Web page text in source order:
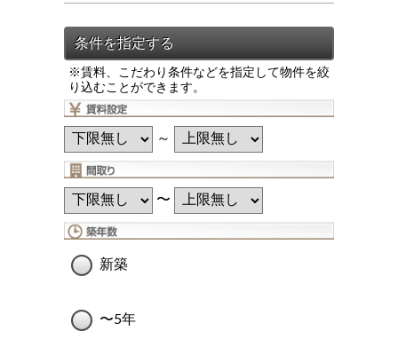
※賃料、こだわり条件などを指定して物件を絞
り込むことができます。
～
〜
新築
〜5年